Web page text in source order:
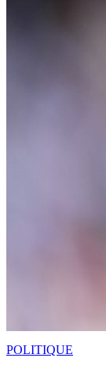
POLITIQUE